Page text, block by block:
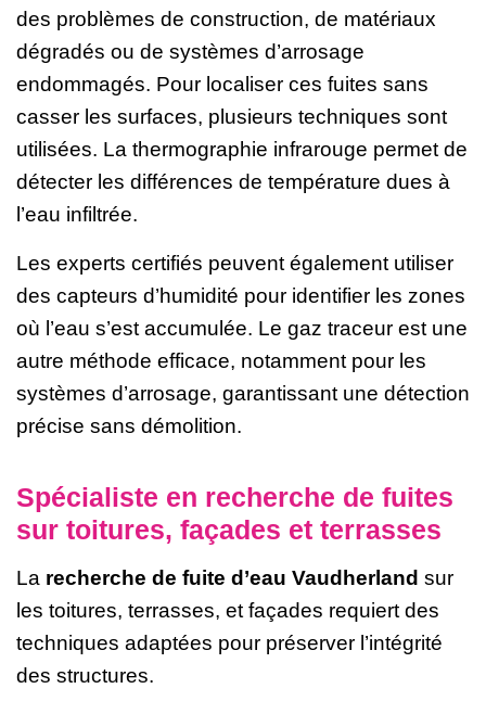
des problèmes de construction, de matériaux
dégradés ou de systèmes d’arrosage
endommagés. Pour localiser ces fuites sans
casser les surfaces, plusieurs techniques sont
utilisées. La thermographie infrarouge permet de
détecter les différences de température dues à
l’eau infiltrée.
Les experts certifiés peuvent également utiliser
des capteurs d’humidité pour identifier les zones
où l’eau s’est accumulée. Le gaz traceur est une
autre méthode efficace, notamment pour les
systèmes d’arrosage, garantissant une détection
précise sans démolition.
Spécialiste en recherche de fuites
sur toitures, façades et terrasses
La recherche de fuite d’eau Vaudherland sur
les toitures, terrasses, et façades requiert des
techniques adaptées pour préserver l’intégrité
des structures.